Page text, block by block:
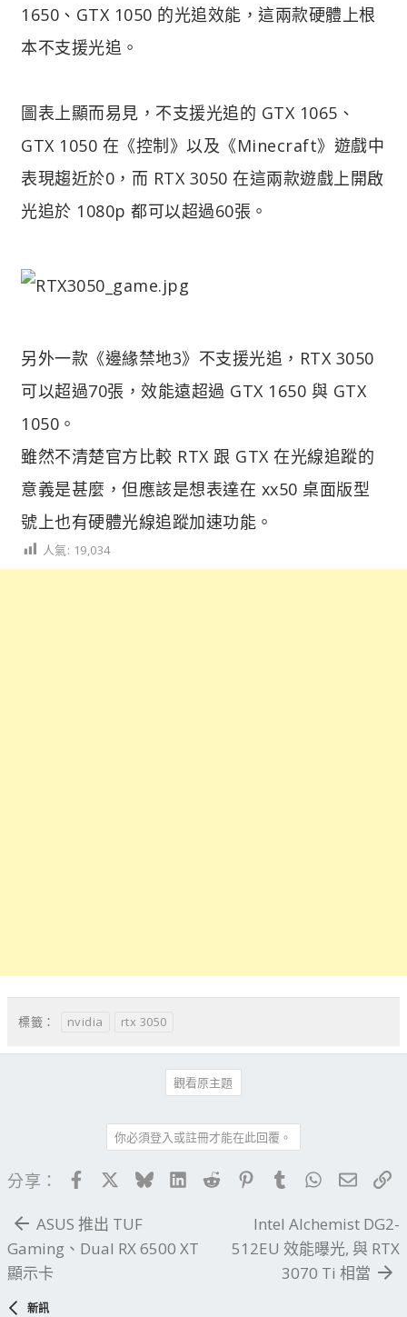
1650、GTX 1050 的光追效能，這兩款硬體上根
本不支援光追。
圖表上顯而易見，不支援光追的 GTX 1065、
GTX 1050 在《控制》以及《Minecraft》遊戲中
表現趨近於0，而 RTX 3050 在這兩款遊戲上開啟
光追於 1080p 都可以超過60張。
另外一款《邊緣禁地3》不支援光追，RTX 3050
可以超過70張，效能遠超過 GTX 1650 與 GTX
1050。
雖然不清楚官方比較 RTX 跟 GTX 在光線追蹤的
意義是甚麼，但應該是想表達在 xx50 桌面版型
號上也有硬體光線追蹤加速功能。
人氣: 19,034
標籤： nvidia rtx 3050
觀看原主題
你必須登入或註冊才能在此回覆。
分享： FacebookBlueskyLinkedIn
Reddit PinterestTumblrWhatsApp
電子
ASUS 推出 TUF
Gaming、Dual RX 6500 XT
顯示卡
Intel Alchemist DG2-
512EU 效能曝光, 與 RTX
3070 Ti 相當
新訊